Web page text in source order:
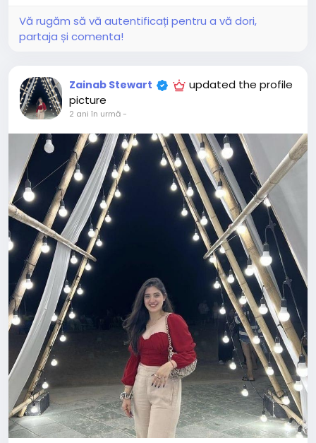
Vă rugăm să vă autentificați pentru a vă dori,
partaja și comenta!
Zainab Stewart
updated the profile
picture
2 ani în urmă-